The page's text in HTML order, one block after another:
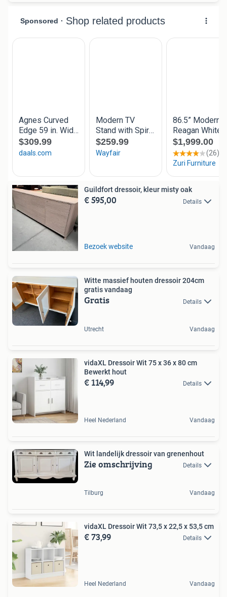
Guildfort dressoir, kleur misty oak
€ 595,00 Details
Bezoek website Vandaag
Witte massief houten dressoir 204cm
gratis vandaag
Gratis Details
Utrecht Vandaag
vidaXL Dressoir Wit 75 x 36 x 80 cm
Bewerkt hout
€ 114,99 Details
Heel Nederland Vandaag
Wit landelijk dressoir van grenenhout
Zie omschrijving Details
Tilburg Vandaag
vidaXL Dressoir Wit 73,5 x 22,5 x 53,5 cm
€ 73,99 Details
Heel Nederland Vandaag